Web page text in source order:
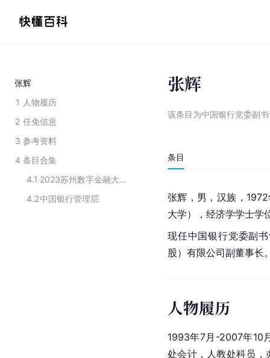
张辉
1 人物履历
2 任免信息
3 参考资料
4 条目合集
4.1
2023苏州数字金融大会出席领导人员
4.2中国银行管理层
张辉
该条目为中国银行党委副
条目
张辉，男， 汉族 ，
大学），经济学学士学
现任中国银行党委副
股）有限公司副董事长
人物履历
1993年7月-2007年10
处会计，人教处科员，